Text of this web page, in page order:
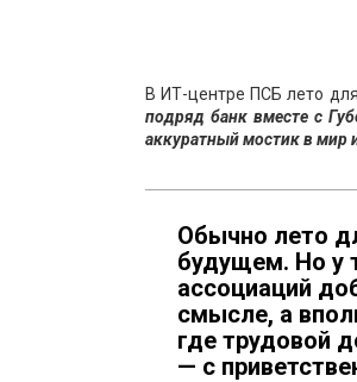
В ИТ-центре ПСБ лето
подряд банк вместе с
аккуратный мостик в мир
Обычно лето
будущем. Но у
ассоциаций
смысле, а
где трудовой
— с